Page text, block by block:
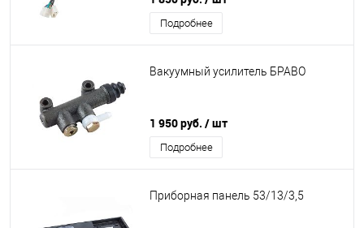
Подробнее
Вакуумный усилитель БРАВО
1 950 руб. / шт
Подробнее
Приборная панель 53/13/3,5